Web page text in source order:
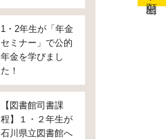
1・2年生が「年金
セミナー」で公的
年金を学びまし
た！
【図書館司書課
程】１・２年生が
石川県立図書館へ